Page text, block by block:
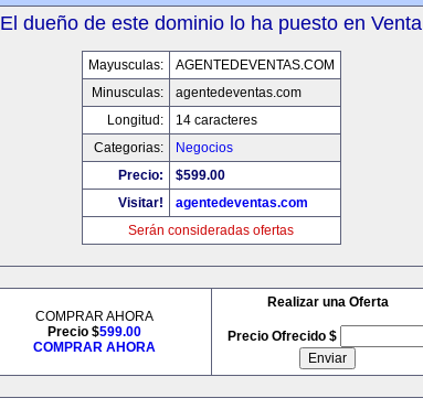
El dueño de este dominio lo ha puesto en Venta
Mayusculas:
AGENTEDEVENTAS.COM
Minusculas:
agentedeventas.com
Longitud:
14 caracteres
Categorias:
Negocios
Precio:
$599.00
Visitar!
agentedeventas.com
Serán consideradas ofertas
COMPRAR AHORA
Precio $599.00
COMPRAR AHORA
Realizar una Oferta
Precio Ofrecido $